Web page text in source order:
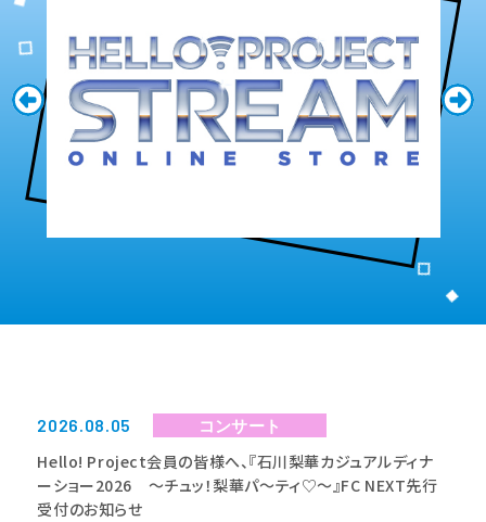
NEWS
お知らせ
2026.08.05 コンサート
Hello! Project会員の皆様へ、『石川梨華カジュアルディナ
ーショー2026 ～チュッ！梨華パ～ティ♡～』FC NEXT先行
受付のお知らせ